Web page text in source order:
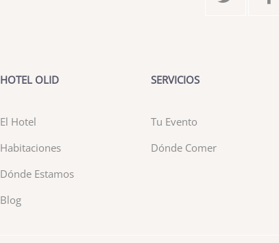
HOTEL OLID
El Hotel
Habitaciones
Dónde Estamos
Blog
SERVICIOS
Tu Evento
Dónde Comer